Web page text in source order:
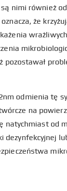
nimi również
że
pozostawał
odmienia tę
na
natychmiast od